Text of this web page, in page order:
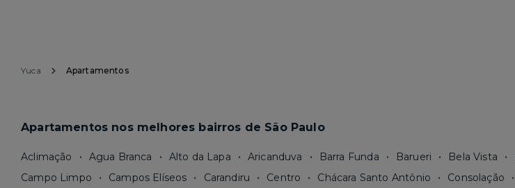
Yuca Apartamentos
Apartamentos nos melhores bairros de São Paulo
Aclimação Agua Branca Alto da Lapa Aricanduva Barra Funda Barueri Bela Vista
Campo Limpo
Campos Elíseos Carandiru Centro Chácara Santo Antônio Consolação